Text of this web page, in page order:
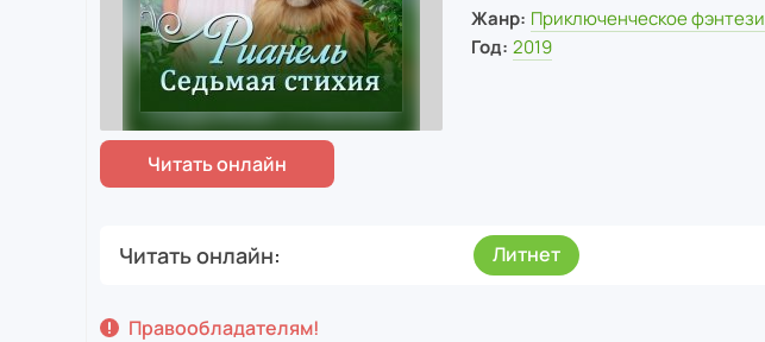
Жанр: Приключенческое фэнтези
Год: 2019
Читать онлайн Литнет
Правообладателям!